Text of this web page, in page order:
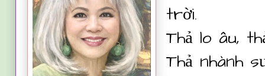
trời.
Thả lo âu,
Thả nhành